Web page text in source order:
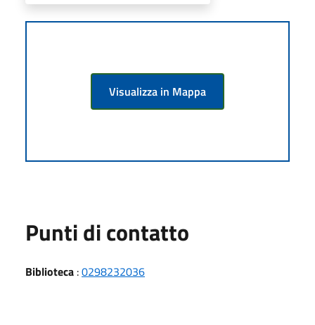
Visualizza in Mappa
Punti di contatto
Biblioteca :0298232036